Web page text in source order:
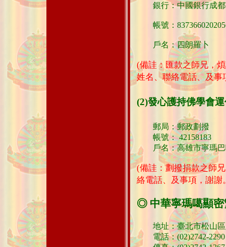
銀行：中國銀行成都
帳號：
戶名：四朗羅卜
(備詿： 匯款之師兄，
姓名、聯絡電話、及事
(2)發心護持佛學會
郵局：郵政劃撥
帳號： 42158183
戶名：高雄市寧瑪巴
(備詿：劃撥捐款之師
絡電話、及事項，謝謝
◎ 中華寧瑪噶顯密
地址：臺北市松山區
電話：(02)2742-2290